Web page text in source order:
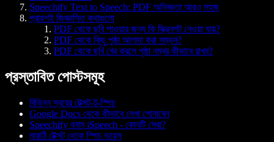
Speechify Text to Speech: PDF অভিজ্ঞতা আরও সহজ
প্রায়শই জিজ্ঞাসিত কথাগুলো
PDF থেকে ছবি পাওয়ার জন্য কি স্ক্রিনশট নেওয়া যায়?
PDF থেকে কিছু পৃষ্ঠা আলাদা করা সম্ভব?
PDF থেকে ছবি বের করলে পৃষ্ঠা নম্বর কীভাবে রাখব?
প্রস্তাবিত পোস্টসমূহ
বিভিন্ন স্বরের টেক্সট-টু-স্পিচ
Google Docs থেকে কীভাবে লেখা শোনাবেন
Speechify বনাম iSpeech - কোনটি সেরা?
মারাঠি টেক্সট থেকে স্পিচ ভয়েস